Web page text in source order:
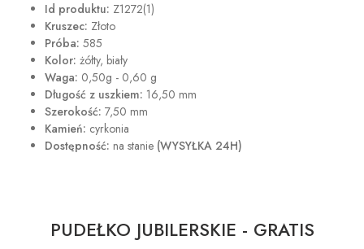
Id produktu: Z1272(1)
Kruszec: Złoto
Próba: 585
Kolor: żółty, biały
Waga: 0,50g - 0,60 g
Długość z uszkiem: 16,50 mm
Szerokość: 7,50 mm
Kamień: cyrkonia
Dostępność: na stanie (WYSYŁKA 24H)
PUDEŁKO JUBILERSKIE - GRATIS